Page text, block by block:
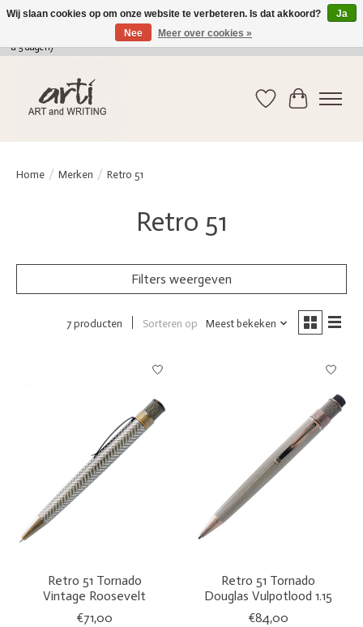
verkoop@arti-artandwriting.be/ +32 (0)471 41 82 41 / GRATIS verzending > 75 euro (2
a 5 dagen)
Verlanglijst
Home / Merken / Retro 51
Retro 51
Filters weergeven
7 producten Sorteren op Meest bekeken
Retro 51 Tornado
Vintage Roosevelt
€71,00
Retro 51 Tornado
Douglas Vulpotlood 1.15
€84,00
Wij slaan cookies op om onze website te verbeteren. Is dat akkoord?
Ja
Nee
Meer over cookies »